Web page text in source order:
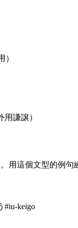
）
謙譲）
用這個文型的例句
#iu-keigo